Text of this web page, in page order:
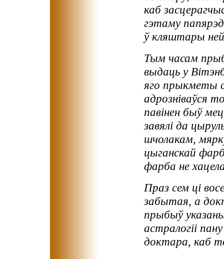
каб
гэтаму
ў кляштары
Тым часам
выдаць у
яго прыкметы
адрозніваўся
павінен быў
завялі да
шчолакам,
цыганскай
фарба не
Праз сем ці
забытая, а
прыбыў
астралогіі
доктара, каб